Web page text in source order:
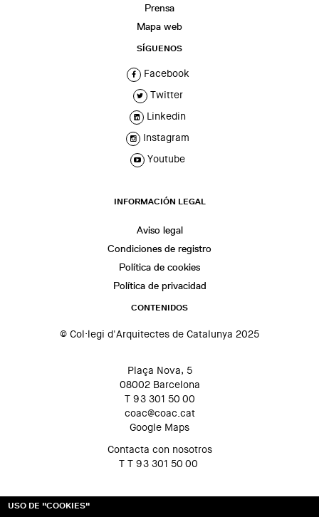
Prensa
Mapa web
SÍGUENOS
Facebook
Twitter
Linkedin
Instagram
Youtube
INFORMACIÓN LEGAL
Aviso legal
Condiciones de registro
Política de cookies
Política de privacidad
CONTENIDOS
© Col·legi d'Arquitectes de Catalunya 2025
Plaça Nova, 5
08002 Barcelona
T 93 301 50 00
coac@coac.cat
Google Maps
Contacta con nosotros
T T 93 301 50 00
USO DE "COOKIES"